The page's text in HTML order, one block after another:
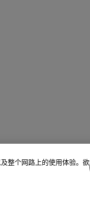
整个网路上的使用体验。欲